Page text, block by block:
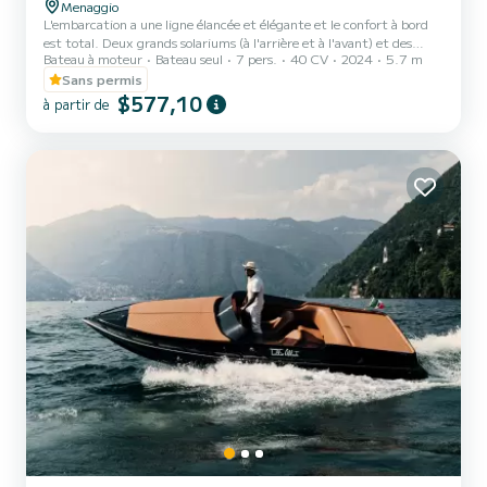
Menaggio
L'embarcation a une ligne élancée et élégante et le confort à bord
est total. Deux grands solariums (à l'arrière et à l'avant) et des
coussins moelleux en mousse à mémoire, présents sur tous les côtés
intérieurs du bateau, garantissent un confort maximal à bord. Le
auvent est à 3 arcs en acier inoxydable et offre une large
couverture du bateau; encore une fois, le réservoir est un grand 70
problème du bateau pendant 6/7 heure...
Bateau à moteur Bateau seul 7 pers. 40 CV 2024
5.7 m
Sans permis
à partir de $577,10